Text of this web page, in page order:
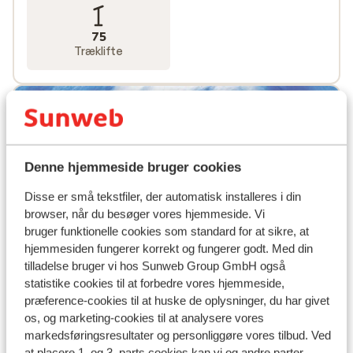
Denne hjemmeside bruger cookies
Disse er små tekstfiler, der automatisk installeres i din
browser, når du besøger vores hjemmeside. Vi
bruger funktionelle cookies som standard for at sikre, at
hjemmesiden fungerer korrekt og fungerer godt. Med din
tilladelse bruger vi hos Sunweb Group GmbH også
statistike cookies til at forbedre vores hjemmeside,
præference-cookies til at huske de oplysninger, du har givet
os, og marketing-cookies til at analysere vores
markedsføringsresultater og personliggøre vores tilbud. Ved
75
Træklifte
Populære hoteller